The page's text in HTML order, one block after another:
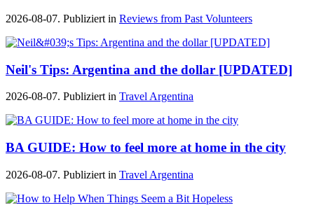
2026-08-07. Publiziert in Reviews from Past Volunteers
Neil's Tips: Argentina and the dollar [UPDATED]
2026-08-07. Publiziert in Travel Argentina
BA GUIDE: How to feel more at home in the city
2026-08-07. Publiziert in Travel Argentina